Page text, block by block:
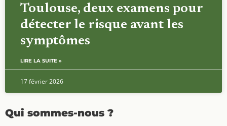
Toulouse, deux examens pour
détecter le risque avant les
symptômes
LIRE LA SUITE »
17 février 2026
Qui sommes-nous ?